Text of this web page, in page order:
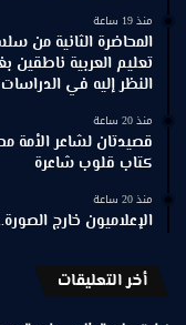
منذ 19 ساعة
المحاضرة الثانية من
تعليم العربية ناطقين
النظر إليه في الدراسات
منذ 20 ساعة
قصيدتان لشاعر الأمة
كتاب قلوب شاعرة
منذ 20 ساعة
الإعلاميون خارج
أخر التعليقات